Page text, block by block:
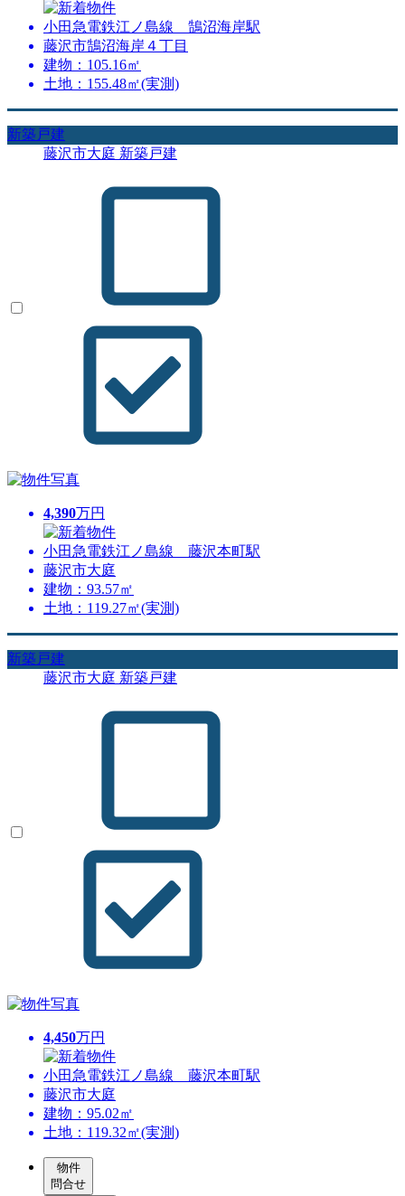
小田急電鉄江ノ島線 鵠沼海岸駅
藤沢市鵠沼海岸４丁目
建物：105.16㎡
土地：155.48㎡(実測)
新築戸建
藤沢市大庭 新築戸建
4,390万円
小田急電鉄江ノ島線 藤沢本町駅
藤沢市大庭
建物：93.57㎡
土地：119.27㎡(実測)
新築戸建
藤沢市大庭 新築戸建
4,450万円
小田急電鉄江ノ島線 藤沢本町駅
藤沢市大庭
建物：95.02㎡
土地：119.32㎡(実測)
物件
問合せ